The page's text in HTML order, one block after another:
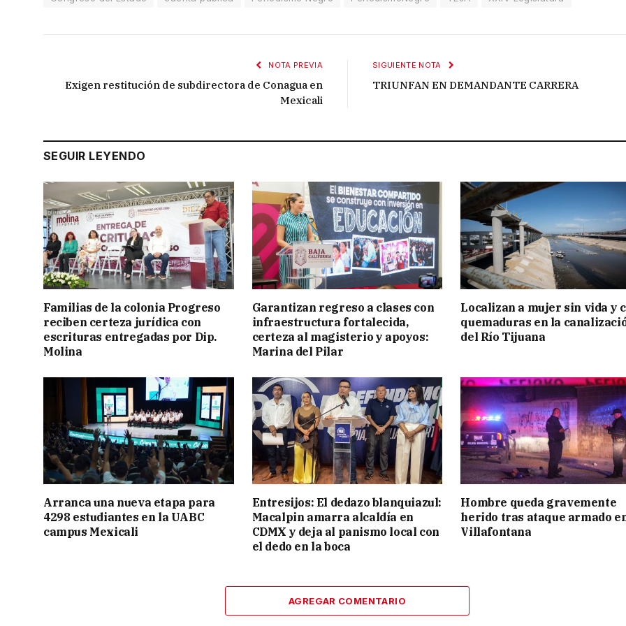
NOTA PREVIA
Exigen restitución de subdirectora de Conagua en
Mexicali
SIGUIENTE NOTA
TRIUNFAN EN DEMANDANTE CARRERA
SEGUIR LEYENDO
Familias de la colonia Progreso
reciben certeza jurídica con
escrituras entregadas por Dip.
Molina
Garantizan regreso a clases con
infraestructura fortalecida,
certeza al magisterio y apoyos:
Marina del Pilar
Localizan a mujer sin vida y
quemaduras en la
del Río Tijuana
Arranca una nueva etapa para
4298 estudiantes en la UABC
campus Mexicali
Entresijos: El dedazo blanquiazul:
Macalpin amarra alcaldía en
CDMX y deja al panismo local con
el dedo en la boca
Hombre queda gravemente
herido tras ataque armado
Villafontana
AGREGAR COMENTARIO